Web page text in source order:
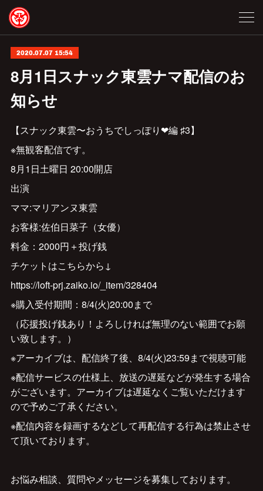
2020.07.07 15:54
8月1日スナック東雲ナマ配信のお
知らせ
【スナック東雲〜おうちでしっぽり❤︎編 ♯3】
※無観客配信です。
8月1日土曜日 20:00開店
出演
ママ:マリアンヌ東雲
お客様:佐伯日菜子（女優）
料金：2000円＋投げ銭
チケットはこちらから↓
https://loft-prj.zaiko.io/_item/328404
※購入受付期間：8/4(火)20:00まで
（応援投げ銭あり！よろしければ無理のない範囲でお願
い致します。）
※アーカイブは、配信終了後、8/4(火)23:59まで視聴可能
※配信サービスの仕様上、放送の遅延などが発生する場合
がございます。アーカイブは遅延なくご覧いただけます
ので予めご了承ください。
※配信内容を録画するなどして再配信する行為は禁止させ
て頂いております。
お悩み相談、質問やメッセージを募集しております。